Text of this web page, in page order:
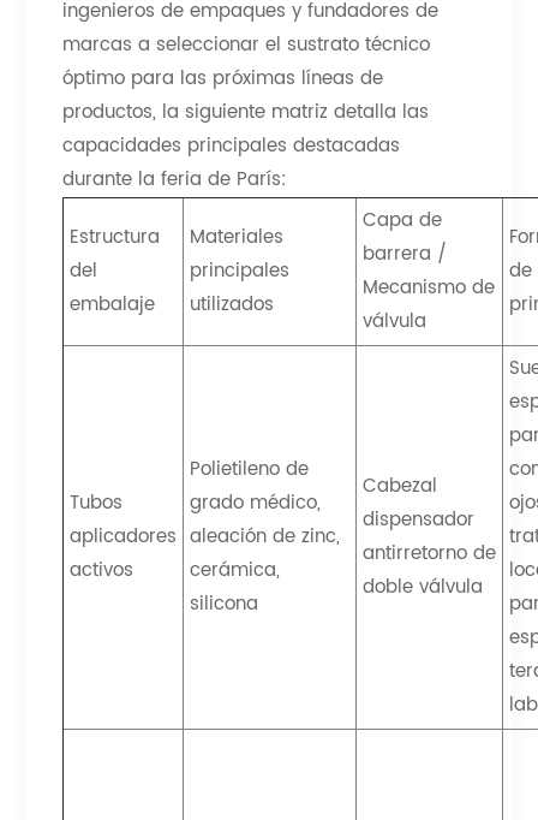
ingenieros de empaques y fundadores de
marcas a seleccionar el sustrato técnico
óptimo para las próximas líneas de
productos, la siguiente matriz detalla las
capacidades principales destacadas
durante la feria de París:
Estructura
del
embalaje
Materiales
principales
utilizados
Capa de
barrera /
Mecanismo de
válvula
de
Tubos
aplicadores
activos
Polietileno de
grado médico,
aleación de zinc,
cerámica,
silicona
Cabezal
dispensador
antirretorno de
doble válvula